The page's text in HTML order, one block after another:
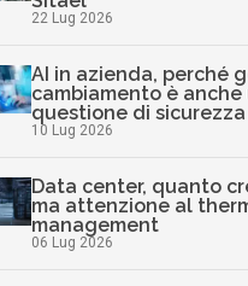
22 Lug 2026
AI in azienda, perché
cambiamento è anche
questione di sicurezza
10 Lug 2026
Data center, quanto
ma attenzione al
management
06 Lug 2026